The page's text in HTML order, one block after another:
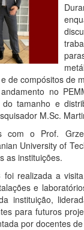
de compósitos de
no
tamanho e
M.Sc.
com o Prof.
University of
as instituições.
realizada a
e
instituição,
para futuros
por docentes